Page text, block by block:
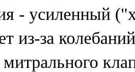
- усиленный
из-за
митрального